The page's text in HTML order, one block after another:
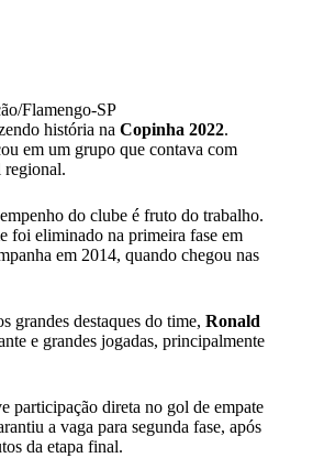
Flamengo-SP
história na Copinha 2022.
em um grupo que contava com
regional.
do clube é fruto do trabalho.
foi eliminado na primeira fase em
em 2014, quando chegou nas
grandes destaques do time, Ronald
e grandes jogadas, principalmente
participação direta no gol de empate
a vaga para segunda fase, após
da etapa final.